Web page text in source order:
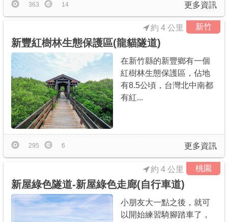
更多資訊
363 14
新竹
約 4 公里
新豐紅樹林生態保護區(龍貓隧道)
在新竹縣的新豐鄉有一個
紅樹林生態保護區，佔地
有8.5公頃，台灣北中南都
有紅...
更多資訊
295 6
桃園
約 4 公里
新屋綠色隧道-新屋綠色走廊(自行車道)
小朋友大一點之後，就可
以開始練習騎腳踏車了，